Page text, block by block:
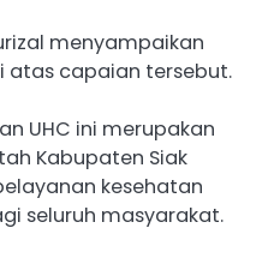
menyampaikan
atas capaian tersebut.
UHC ini merupakan
Kabupaten Siak
kesehatan
seluruh masyarakat.